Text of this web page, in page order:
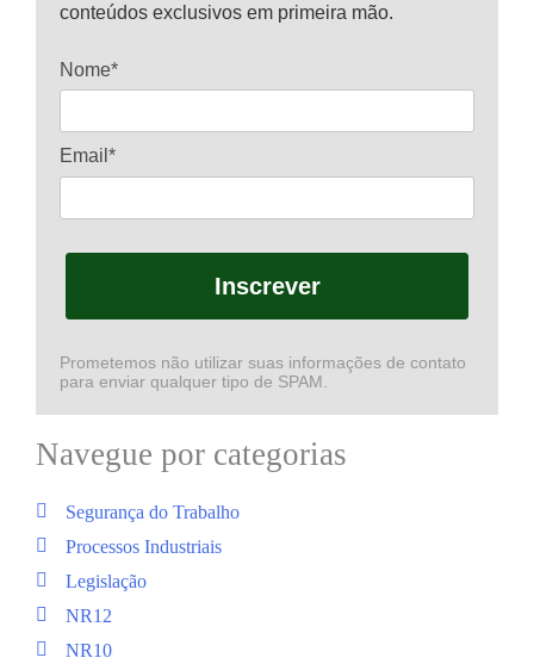
conteúdos exclusivos em primeira mão.
Nome*
Email*
Inscrever
Prometemos não utilizar suas informações de contato
para enviar qualquer tipo de SPAM.
Navegue por categorias
Segurança do Trabalho
Processos Industriais
Legislação
NR12
NR10